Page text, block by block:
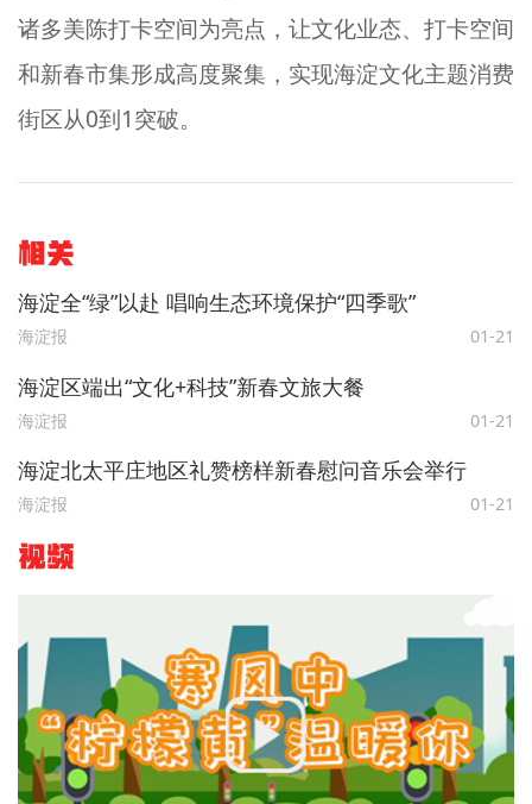
诸多美陈打卡空间为亮点，让文化业态、打卡空间
和新春市集形成高度聚集，实现海淀文化主题消费
街区从0到1突破。
相关
海淀全“绿”以赴 唱响生态环境保护“四季歌”
海淀报 01-21
海淀区端出“文化+科技”新春文旅大餐
海淀报 01-21
海淀北太平庄地区礼赞榜样新春慰问音乐会举行
海淀报 01-21
视频